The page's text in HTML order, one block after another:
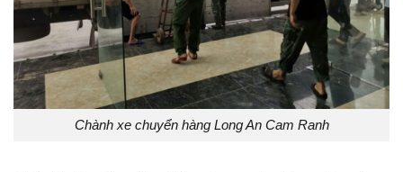
Chành xe chuyển hàng Long An Cam Ranh